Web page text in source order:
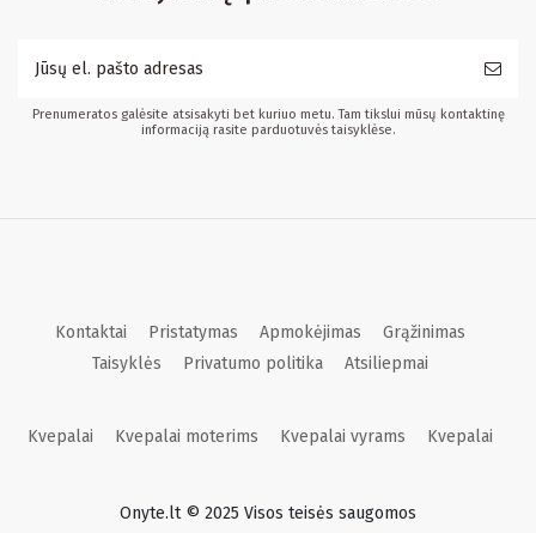
Prenumeratos galėsite atsisakyti bet kuriuo metu. Tam tikslui mūsų kontaktinę
informaciją rasite parduotuvės taisyklėse.
Kontaktai Pristatymas Apmokėjimas
Grąžinimas
Taisyklės
Privatumo politika Atsiliepmai
Kvepalai Kvepalai moterims Kvepalai vyrams Kvepalai
Onyte.lt © 2025 Visos teisės saugomos